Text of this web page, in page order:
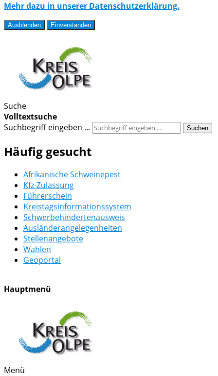
Mehr dazu in unserer Datenschutzerklärung.
Ausblenden Einverstanden
Suche
Volltextsuche
Suchbegriff eingeben ...
Suchen
Häufig gesucht
Afrikanische Schweinepest
Kfz-Zulassung
Führerschein
Kreistagsinformationssystem
Schwerbehindertenausweis
Ausländerangelegenheiten
Stellenangebote
Wahlen
Geoportal
Hauptmenü
Menü